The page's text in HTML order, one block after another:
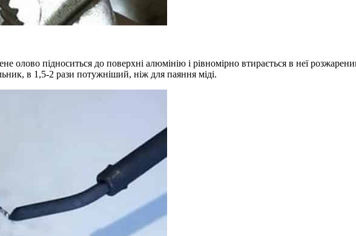
олово підноситься до поверхні алюмінію і рівномірно втирається в неї
в 1,5-2 рази потужніший, ніж для паяння міді.